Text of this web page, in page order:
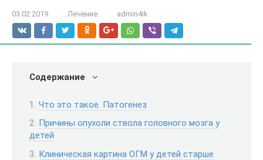
03.02.2019 Лечение admin4ik
Содержание
Что это такое. Патогенез
Причины опухоли ствола головного мозга у
детей
Клиническая картина ОГМ у детей старше